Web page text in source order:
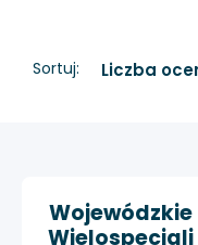
Sortuj:
Wojewódzkie
Wielospecjali